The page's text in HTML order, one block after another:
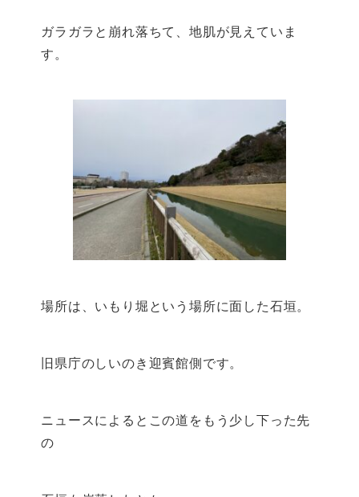
ガラガラと崩れ落ちて、地肌が見えていま
す。
場所は、いもり堀という場所に面した石垣。
旧県庁のしいのき迎賓館側です。
ニュースによるとこの道をもう少し下った先
の